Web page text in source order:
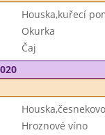
Houska,kuřecí
Okurka
Čaj
Hroznové víno